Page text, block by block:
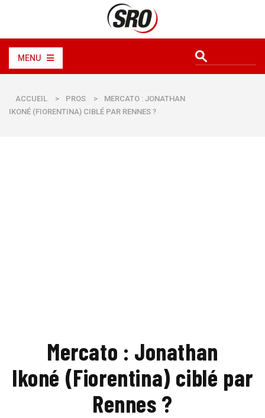
MENU
ACCUEIL > PROS >
MERCATO : JONATHAN
IKONÉ (FIORENTINA) CIBLÉ PAR RENNES ?
Mercato : Jonathan
Ikoné (Fiorentina) ciblé par
Rennes ?